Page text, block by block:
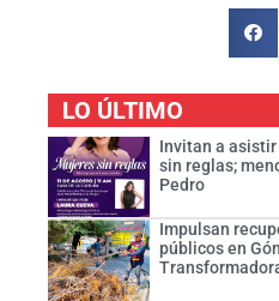
LO ÚLTIMO
Invitan a
sin reglas;
Pedro
Impulsan
públicos en